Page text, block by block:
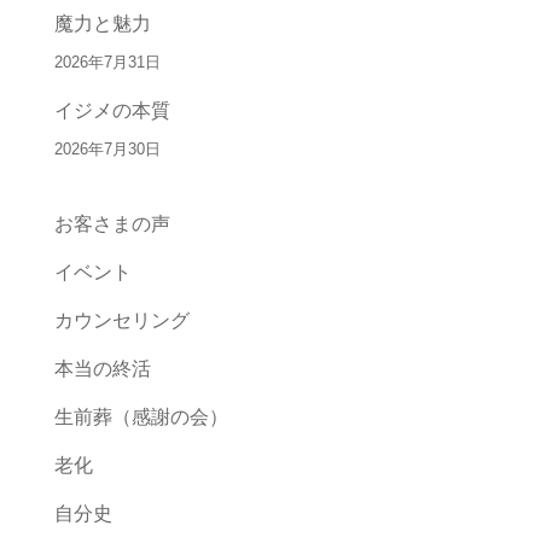
魔力と魅力
2026年7月31日
イジメの本質
2026年7月30日
お客さまの声
イベント
カウンセリング
本当の終活
生前葬（感謝の会）
老化
自分史